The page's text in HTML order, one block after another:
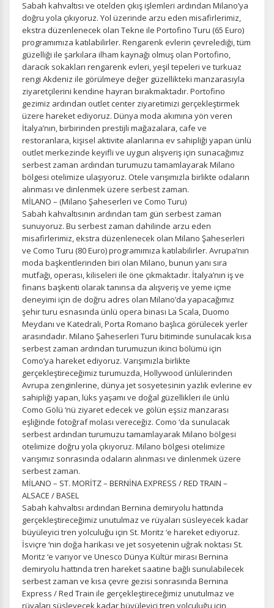
Çerez tercihlerinizibelirleyin.
Daha fazla bilgi içinKVKK bilgilendirmemizi,çerez kullanımve
gizlilik koşullarınıinceleyebilirsiniz.
Zorunlu Çerezler HER ZAMAN AKTIF
Oturum yönetimi, güvenlik ve temel site işlevleri için
gereklidir. Bu çerezler olmadan site düzgün çalışmaz ve
devre dışı bırakılamaz.
İstatistik Çerezleri
Ziyaretçilerin siteyi nasıl kullandığını anonim olarak
ölçeriz. Hangi sayfaların popüler olduğunu ve
kullanıcıların nerede zorluk yaşadığını anlamamıza
yardımcı olur.
Pazarlama Çerezleri
Size ve ilgi alanlarınıza uygun reklamlar göstermek için
kullanılır. Kapatırsanız reklamları görmeye devam
edersiniz, ancak daha az alakalı olabilirler.
Tercihleri Kaydet
Sabah kahvaltısı ve otelden çıkış işlemleri ardından Milano’ya
doğru yola çıkıyoruz. Yol üzerinde arzu eden misafirlerimiz,
ekstra düzenlenecek olan Tekne ile Portofino Turu (65 Euro)
programımıza katılabilirler. Rengarenk evlerin çevrelediği, tüm
güzelliği ile şarkılara ilham kaynağı olmuş olan Portofino,
daracık sokakları rengarenk evleri, yeşil tepeleri ve turkuaz
rengi Akdeniz ile görülmeye değer güzellikteki manzarasıyla
ziyaretçilerini kendine hayran bırakmaktadır. Portofino
gezimiz ardından outlet center ziyaretimizi gerçekleştirmek
üzere hareket ediyoruz. Dünya moda akımına yön veren
İtalya’nın, birbirinden prestijli mağazalara, cafe ve
restoranlara, kişisel aktivite alanlarına ev sahipliği yapan ünlü
outlet merkezinde keyifli ve uygun alışveriş için sunacağımız
serbest zaman ardından turumuzu tamamlayarak Milano
bölgesi otelimize ulaşıyoruz. Otele varışımızla birlikte odaların
alınması ve dinlenmek üzere serbest zaman.
MİLANO – (Milano Şaheserleri ve Como Turu)
Sabah kahvaltısının ardından tam gün serbest zaman
sunuyoruz. Bu serbest zaman dahilinde arzu eden
misafirlerimiz, ekstra düzenlenecek olan Milano Şaheserleri
ve Como Turu (80 Euro) programımıza katılabilirler. Avrupa’nın
moda başkentlerinden biri olan Milano, bunun yanı sıra
mutfağı, operası, kiliseleri ile öne çıkmaktadır. İtalya’nın iş ve
finans başkenti olarak tanınsa da alışveriş ve yeme içme
deneyimi için de doğru adres olan Milano’da yapacağımız
şehir turu esnasında ünlü opera binası La Scala, Duomo
Meydanı ve Katedrali, Porta Romano başlıca görülecek yerler
arasındadır. Milano Şaheserleri Turu bitiminde sunulacak kısa
serbest zaman ardından turumuzun ikinci bölümü için
Como’ya hareket ediyoruz. Varışımızla birlikte
gerçekleştireceğimiz turumuzda, Hollywood ünlülerinden
Avrupa zenginlerine, dünya jet sosyetesinin yazlık evlerine ev
sahipliği yapan, lüks yaşamı ve doğal güzellikleri ile ünlü
Como Gölü ‘nü ziyaret edecek ve gölün eşsiz manzarası
eşliğinde fotoğraf molası vereceğiz. Como ‘da sunulacak
serbest ardından turumuzu tamamlayarak Milano bölgesi
otelimize doğru yola çıkıyoruz. Milano bölgesi otelimize
varışımız sonrasında odaların alınması ve dinlenmek üzere
serbest zaman.
MİLANO – ST. MORİTZ – BERNİNA EXPRESS / RED TRAIN –
ALSACE / BASEL
Sabah kahvaltısı ardından Bernina demiryolu hattında
gerçekleştireceğimiz unutulmaz ve rüyaları süsleyecek kadar
büyüleyici tren yolculuğu için St. Moritz ‘e hareket ediyoruz.
İsviçre ‘nin doğa harikası ve jet sosyetenin uğrak noktası St.
Moritz ‘e varıyor ve Unesco Dünya Kültür mirası Bernina
demiryolu hattında tren hareket saatine bağlı sunulabilecek
serbest zaman ve kısa çevre gezisi sonrasında Bernina
Express / Red Train ile gerçekleştireceğimiz unutulmaz ve
rüyaları süsleyecek kadar büyüleyici tren yolculuğu için